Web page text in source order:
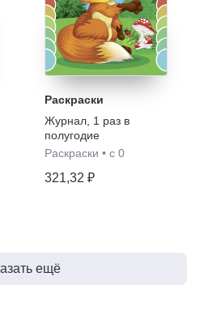
Раскраски
Журнал 1 раз в
полугодие
Раскраски • с 0
321,32 ₽
ещё